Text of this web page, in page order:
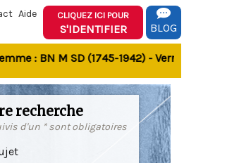
Aide CLIQUEZ ICI POUR
S'IDENTIFIER BLOG
: BN M SD (1745-1942) - Verrines-sous-
recherche
d'un * sont obligatoires